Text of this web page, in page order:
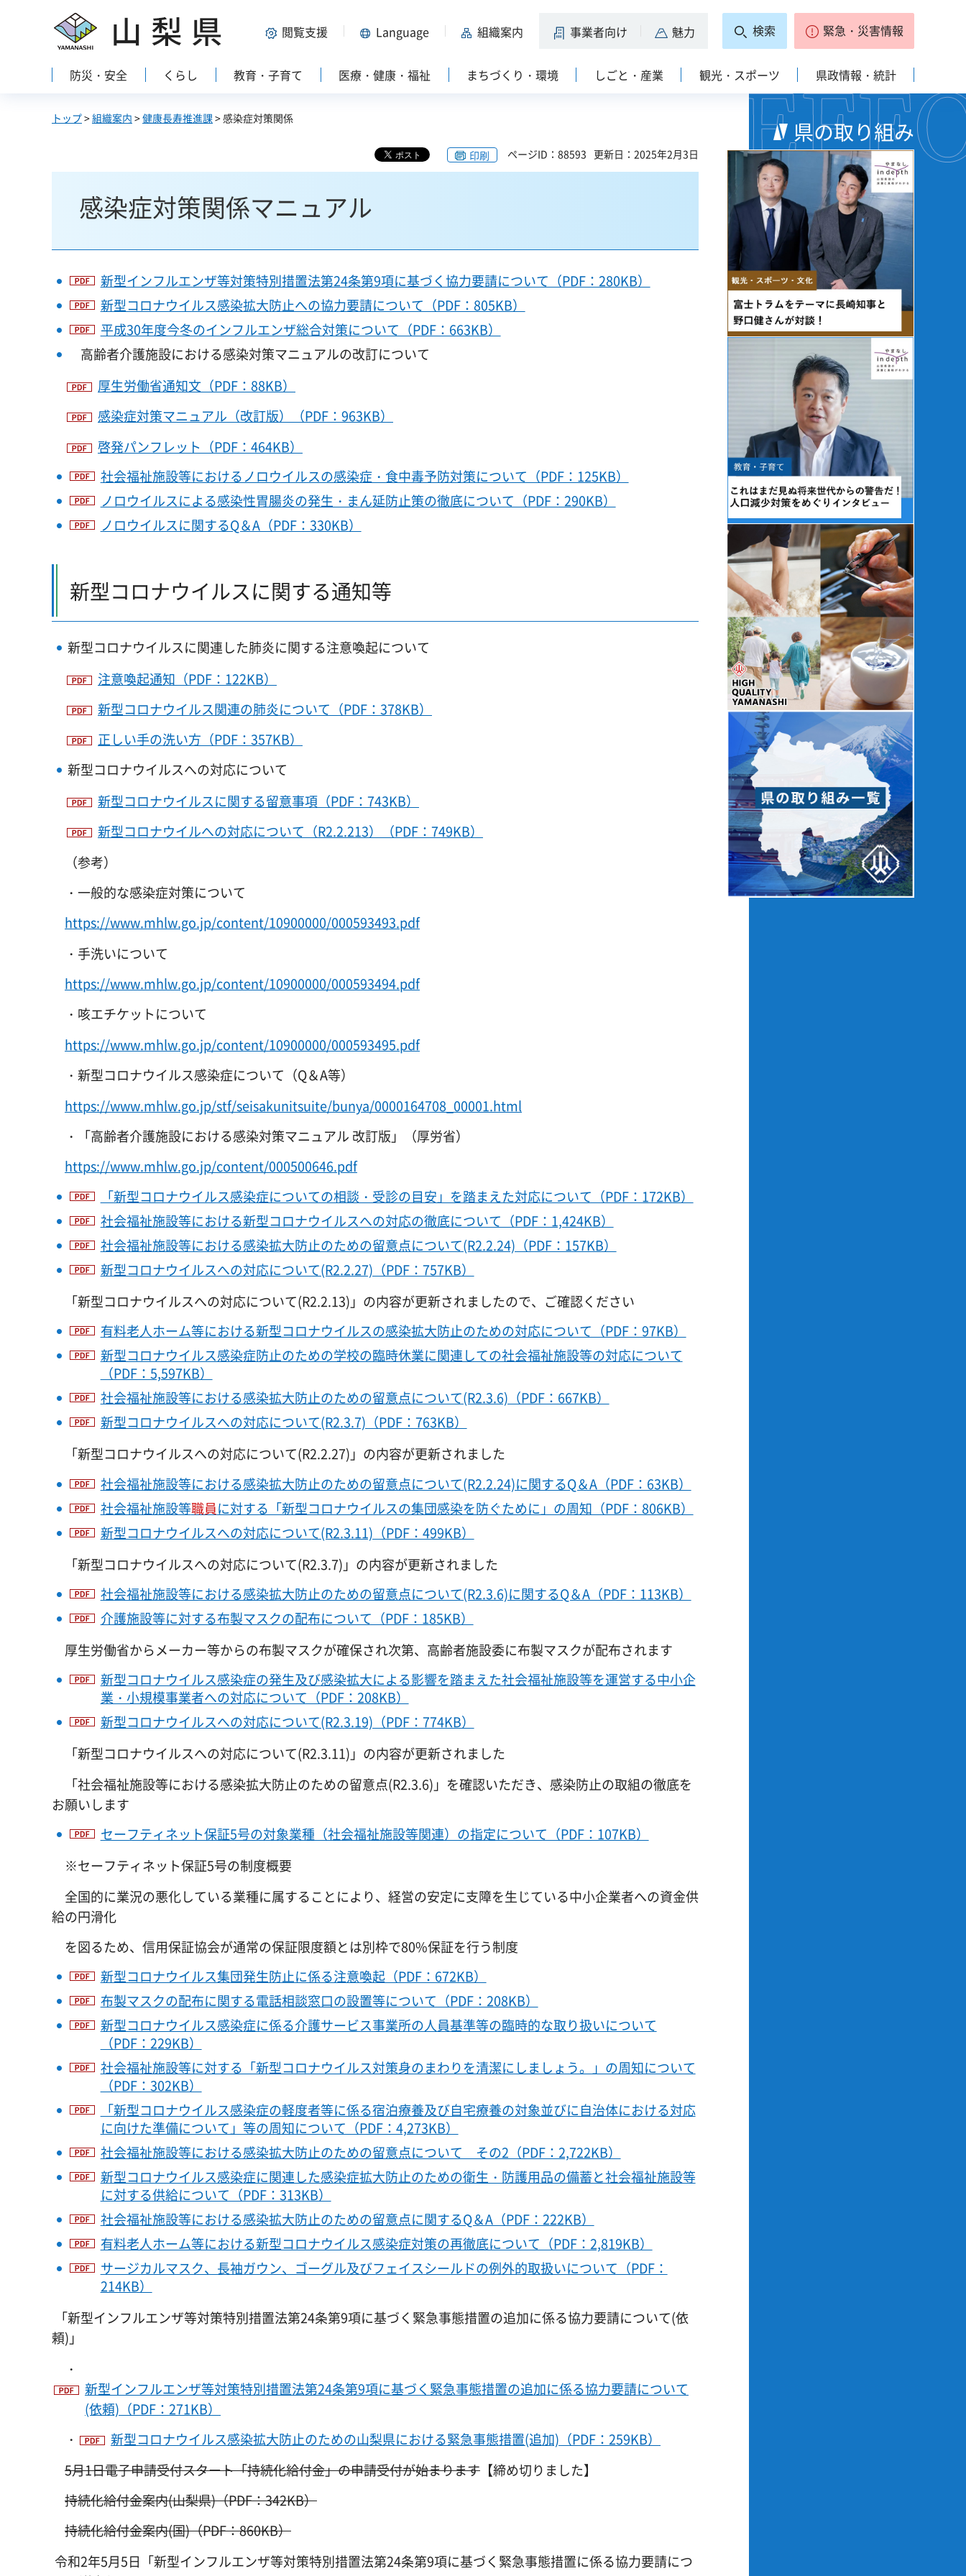
山梨県 閲覧支援 Language 組織案内 事業者向け 魅力 検索 緊急・災害情報
防災・安全 くらし 教育・子育て 医療・健康・福祉 まちづくり・環境 しごと・産業 観光・スポーツ 県政情報・統計
トップ>組織案内 >健康長寿推進課> 感染症対策関係
印刷 ページID：88593 更新日：2025年2月3日
感染症対策関係マニュアル
新型インフルエンザ等対策特別措置法第24条第9項に基づく協力要請について（PDF：280KB）
新型コロナウイルス感染拡大防止への協力要請について（PDF：805KB）
平成30年度今冬のインフルエンザ総合対策について（PDF：663KB）
高齢者介護施設における感染対策マニュアルの改訂について
厚生労働省通知文（PDF：88KB）
感染症対策マニュアル（改訂版）（PDF：963KB）
啓発パンフレット（PDF：464KB）
社会福祉施設等におけるノロウイルスの感染症・食中毒予防対策について（PDF：125KB）
ノロウイルスによる感染性胃腸炎の発生・まん延防止策の徹底について（PDF：290KB）
ノロウイルスに関するQ＆A（PDF：330KB）
新型コロナウイルスに関する通知等
新型コロナウイルスに関連した肺炎に関する注意喚起について
注意喚起通知（PDF：122KB）
新型コロナウイルス関連の肺炎について（PDF：378KB）
正しい手の洗い方（PDF：357KB）
新型コロナウイルスへの対応について
新型コロナウイルスに関する留意事項（PDF：743KB）
新型コロナウイルへの対応について（R2.2.213）（PDF：749KB）
（参考）
・一般的な感染症対策について
https://www.mhlw.go.jp/content/10900000/000593493.pdf
・手洗いについて
https://www.mhlw.go.jp/content/10900000/000593494.pdf
・咳エチケットについて
https://www.mhlw.go.jp/content/10900000/000593495.pdf
・新型コロナウイルス感染症について（Q＆A等）
https://www.mhlw.go.jp/stf/seisakunitsuite/bunya/0000164708_00001.html
・「高齢者介護施設における感染対策マニュアル 改訂版」（厚労省）
https://www.mhlw.go.jp/content/000500646.pdf
「新型コロナウイルス感染症についての相談・受診の目安」を踏まえた対応について（PDF：172KB）
社会福祉施設等における新型コロナウイルスへの対応の徹底について（PDF：1,424KB）
社会福祉施設等における感染拡大防止のための留意点について(R2.2.24)（PDF：157KB）
新型コロナウイルスへの対応について(R2.2.27)（PDF：757KB）
「新型コロナウイルスへの対応について(R2.2.13)」の内容が更新されましたので、ご確認ください
有料老人ホーム等における新型コロナウイルスの感染拡大防止のための対応について（PDF：97KB）
新型コロナウイルス感染症防止のための学校の臨時休業に関連しての社会福祉施設等の対応について
（PDF：5,597KB）
社会福祉施設等における感染拡大防止のための留意点について(R2.3.6)（PDF：667KB）
新型コロナウイルスへの対応について(R2.3.7)（PDF：763KB）
「新型コロナウイルスへの対応について(R2.2.27)」の内容が更新されました
社会福祉施設等における感染拡大防止のための留意点について(R2.2.24)に関するQ＆A（PDF：63KB）
社会福祉施設等職員に対する「新型コロナウイルスの集団感染を防ぐために」の周知（PDF：806KB）
新型コロナウイルスへの対応について(R2.3.11)（PDF：499KB）
「新型コロナウイルスへの対応について(R2.3.7)」の内容が更新されました
社会福祉施設等における感染拡大防止のための留意点について(R2.3.6)に関するQ＆A（PDF：113KB）
介護施設等に対する布製マスクの配布について（PDF：185KB）
厚生労働省からメーカー等からの布製マスクが確保され次第、高齢者施設委に布製マスクが配布されます
新型コロナウイルス感染症の発生及び感染拡大による影響を踏まえた社会福祉施設等を運営する中小企
業・小規模事業者への対応について（PDF：208KB）
新型コロナウイルスへの対応について(R2.3.19)（PDF：774KB）
「新型コロナウイルスへの対応について(R2.3.11)」の内容が更新されました
「社会福祉施設等における感染拡大防止のための留意点(R2.3.6)」を確認いただき、感染防止の取組の徹底を
お願いします
セーフティネット保証5号の対象業種（社会福祉施設等関連）の指定について（PDF：107KB）
※セーフティネット保証5号の制度概要
全国的に業況の悪化している業種に属することにより、経営の安定に支障を生じている中小企業者への資金供
給の円滑化
を図るため、信用保証協会が通常の保証限度額とは別枠で80%保証を行う制度
新型コロナウイルス集団発生防止に係る注意喚起（PDF：672KB）
布製マスクの配布に関する電話相談窓口の設置等について（PDF：208KB）
新型コロナウイルス感染症に係る介護サービス事業所の人員基準等の臨時的な取り扱いについて
（PDF：229KB）
社会福祉施設等に対する「新型コロナウイルス対策身のまわりを清潔にしましょう。」の周知について
（PDF：302KB）
「新型コロナウイルス感染症の軽度者等に係る宿泊療養及び自宅療養の対象並びに自治体における対応
に向けた準備について」等の周知について（PDF：4,273KB）
社会福祉施設等における感染拡大防止のための留意点について その2（PDF：2,722KB）
新型コロナウイルス感染症に関連した感染症拡大防止のための衛生・防護用品の備蓄と社会福祉施設等
に対する供給について（PDF：313KB）
社会福祉施設等における感染拡大防止のための留意点に関するQ＆A（PDF：222KB）
有料老人ホーム等における新型コロナウイルス感染症対策の再徹底について（PDF：2,819KB）
サージカルマスク、長袖ガウン、ゴーグル及びフェイスシールドの例外的取扱いについて（PDF：
214KB）
「新型インフルエンザ等対策特別措置法第24条第9項に基づく緊急事態措置の追加に係る協力要請について(依
頼)」
・
新型インフルエンザ等対策特別措置法第24条第9項に基づく緊急事態措置の追加に係る協力要請について
(依頼)（PDF：271KB）
・
新型コロナウイルス感染拡大防止のための山梨県における緊急事態措置(追加)（PDF：259KB）
5月1日電子申請受付スタート「持続化給付金」の申請受付が始まります 【締め切りました】
持続化給付金案内(山梨県)（PDF：342KB）
持続化給付金案内(国)（PDF：860KB）
令和2年5月5日「新型インフルエンザ等対策特別措置法第24条第9項に基づく緊急事態措置に係る協力要請につ
県の取り組み